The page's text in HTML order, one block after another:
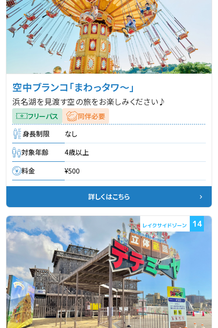
空中ブランコ「まわっタワ～」
浜名湖を見渡す空の旅をお楽しみください♪
フリーパス
同伴必要
身長制限
なし
対象年齢
4歳以上
料金
¥500
詳しくはこちら
14